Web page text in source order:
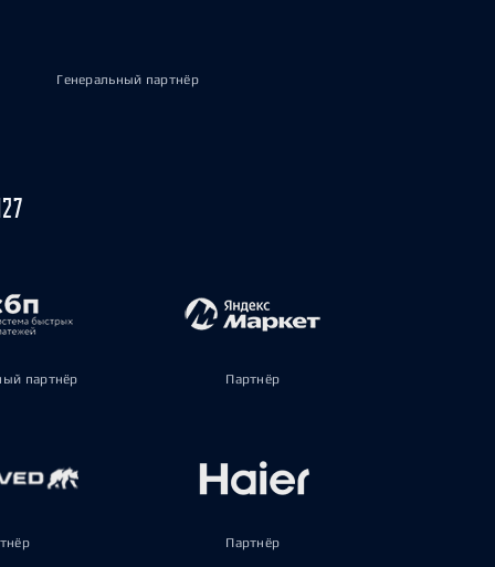
Генеральный партнёр
партнёр Партнёр
Партнёр